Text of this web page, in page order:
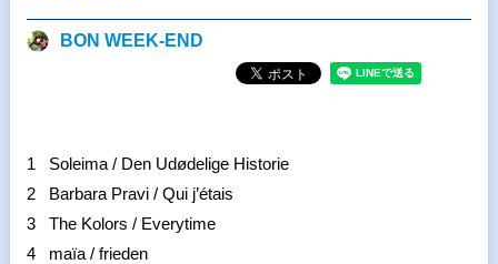
BON WEEK‐END
1 Soleima / Den Udødelige Historie
2 Barbara Pravi / Qui j’étais
3 The Kolors / Everytime
4 maïa / frieden